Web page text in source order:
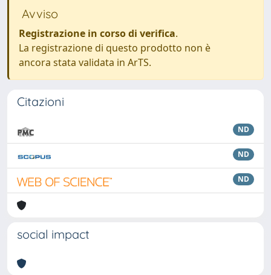
Avviso
Registrazione in corso di verifica.
La registrazione di questo prodotto non è
ancora stata validata in ArTS.
Citazioni
ND
ND
ND
social impact